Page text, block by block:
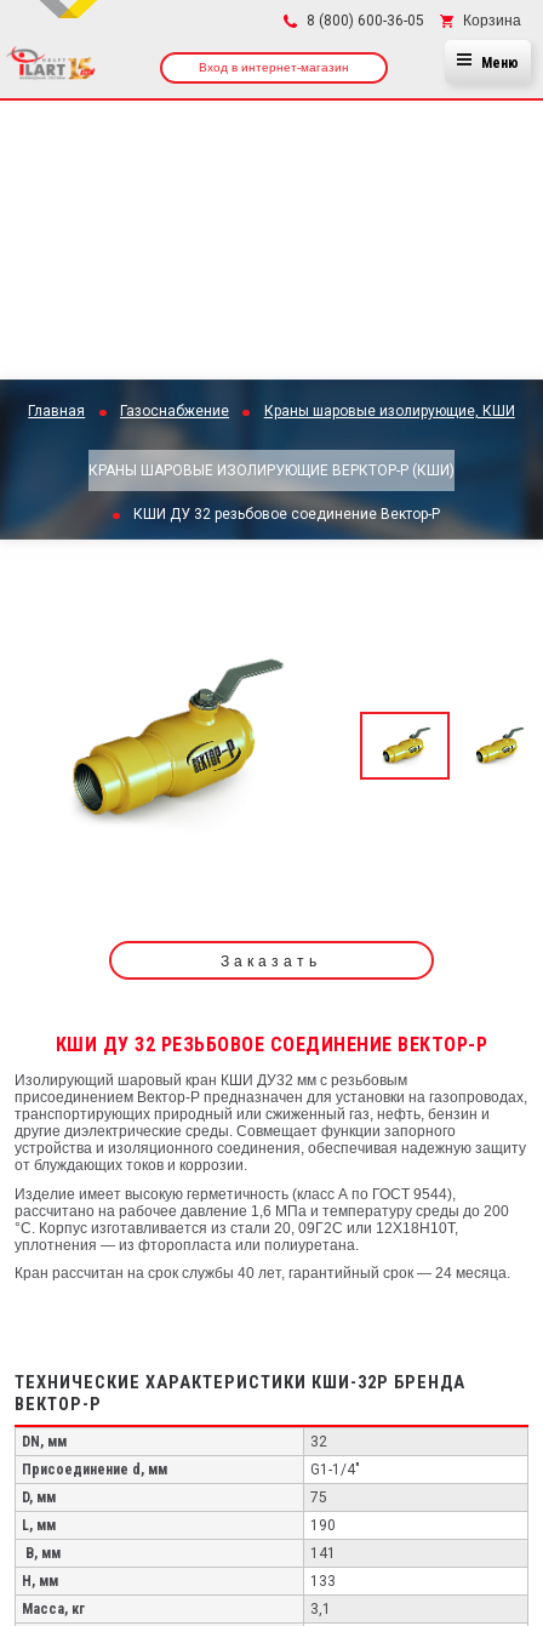
8 (800) 600-36-05 Корзина
Вход в интернет-магазин Меню
Главная Газоснабжение Краны шаровые изолирующие, КШИ
КРАНЫ ШАРОВЫЕ ИЗОЛИРУЮЩИЕ ВЕРКТОР-Р (КШИ)
КШИ ДУ 32 резьбовое соединение Вектор-Р
Заказать
КШИ ДУ 32 РЕЗЬБОВОЕ СОЕДИНЕНИЕ ВЕКТОР-Р
Изолирующий шаровый кран КШИ ДУ32 мм с резьбовым
присоединением Вектор-Р предназначен для установки на газопроводах,
транспортирующих природный или сжиженный газ, нефть, бензин и
другие диэлектрические среды. Совмещает функции запорного
устройства и изоляционного соединения, обеспечивая надежную защиту
от блуждающих токов и коррозии.
Изделие имеет высокую герметичность (класс А по ГОСТ 9544),
рассчитано на рабочее давление 1,6 МПа и температуру среды до 200
°C. Корпус изготавливается из стали 20, 09Г2С или 12Х18Н10Т,
уплотнения — из фторопласта или полиуретана.
Кран рассчитан на срок службы 40 лет, гарантийный срок — 24 месяца.
ТЕХНИЧЕСКИЕ ХАРАКТЕРИСТИКИ КШИ-32Р БРЕНДА
ВЕКТОР-Р
DN, мм
32
Присоединение d, мм
G1-1/4"
D, мм
75
L, мм
190
B, мм
141
H, мм
133
Масса, кг
3,1
×